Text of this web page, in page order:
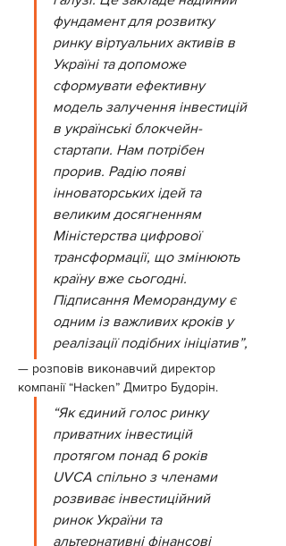
фундамент для розвитку
ринку віртуальних активів в
Україні та допоможе
сформувати ефективну
модель залучення інвестицій
в українські блокчейн-
стартапи. Нам потрібен
прорив. Радію появі
інноваторських ідей та
великим досягненням
Міністерства цифрової
трансформації, що змінюють
країну вже сьогодні.
Підписання Меморандуму є
одним із важливих кроків у
реалізації подібних ініціатив”,
— розповів виконавчий директор
компанії “Hacken” Дмитро Будорін.
“Як єдиний голос ринку
приватних інвестицій
протягом понад 6 років
UVCА спільно з членами
розвиває інвестиційний
ринок України та
альтернативні фінансові